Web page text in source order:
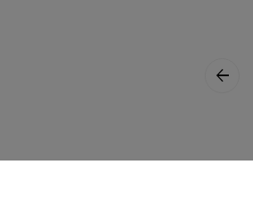
maszkot, igazítsd el a